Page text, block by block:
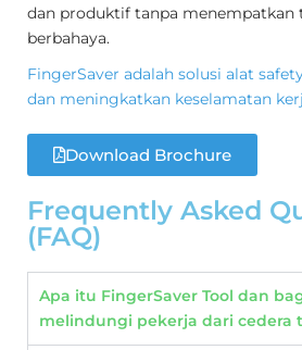
dan produktif tanpa menempatkan
berbahaya.
FingerSaver adalah solusi alat
dan meningkatkan keselamatan
Download Brochure
Frequently Asked
(FAQ)
Apa itu FingerSaver Tool dan
melindungi pekerja dari cedera